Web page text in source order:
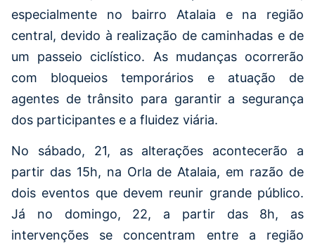
especialmente no bairro Atalaia e na região
central, devido à realização de caminhadas e de
um passeio ciclístico. As mudanças ocorrerão
com bloqueios temporários e atuação de
agentes de trânsito para garantir a segurança
dos participantes e a fluidez viária.
No sábado, 21, as alterações acontecerão a
partir das 15h, na Orla de Atalaia, em razão de
dois eventos que devem reunir grande público.
Já no domingo, 22, a partir das 8h, as
intervenções se concentram entre a região